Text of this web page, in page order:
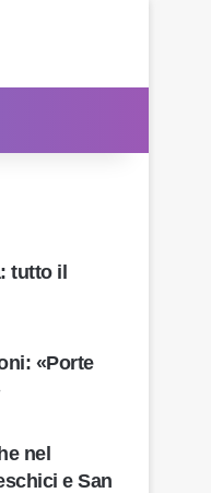
tutto il
«Porte
nel
e San